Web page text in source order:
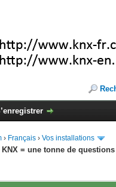
› Français › Vos installations
= une tonne de